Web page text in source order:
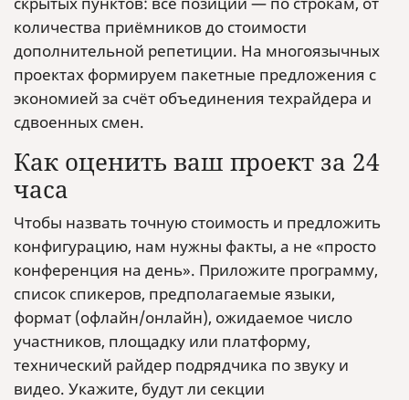
количества приёмников до стоимости
дополнительной репетиции. На многоязычных
проектах формируем пакетные предложения с
экономией за счёт объединения техрайдера и
сдвоенных смен.
Как оценить ваш проект за 24
часа
Чтобы назвать точную стоимость и предложить
конфигурацию, нам нужны факты, а не «просто
конференция на день». Приложите программу,
список спикеров, предполагаемые языки,
формат (офлайн/онлайн), ожидаемое число
участников, площадку или платформу,
технический райдер подрядчика по звуку и
видео. Укажите, будут ли секции